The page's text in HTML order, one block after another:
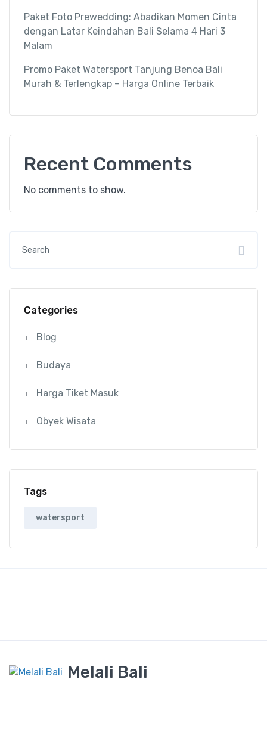
Paket Foto Prewedding: Abadikan Momen Cinta
dengan Latar Keindahan Bali Selama 4 Hari 3
Malam
Promo Paket Watersport Tanjung Benoa Bali
Murah & Terlengkap – Harga Online Terbaik
Recent Comments
No comments to show.
Categories
Blog
Budaya
Harga Tiket Masuk
Obyek Wisata
Tags
watersport
Melali Bali